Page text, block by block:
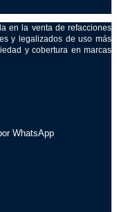
en la venta de refacciones
y legalizados de uso más
y cobertura en marcas
WhatsApp